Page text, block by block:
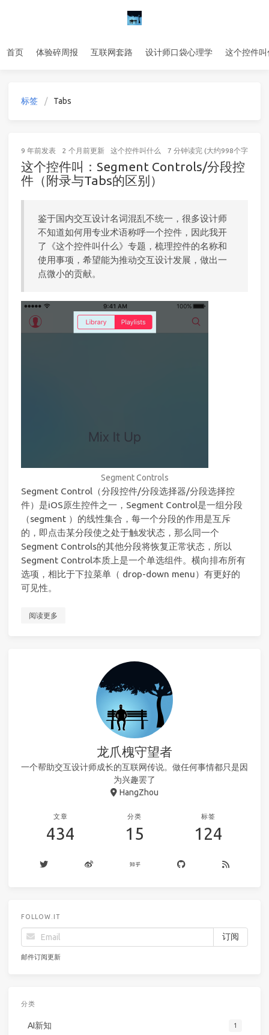
首页 体验碎周报 互联网套路 设计师口袋心理学 这个控件叫
标签 Tabs
9 年前发表 2 个月前更新 这个控件叫什么 7 分钟读完 (大约998个字)
这个控件叫：Segment Controls/分段控
件（附录与Tabs的区别）
鉴于国内交互设计名词混乱不统一，很多设计师
不知道如何用专业术语称呼一个控件，因此我开
了《这个控件叫什么》专题，梳理控件的名称和
使用事项，希望能为推动交互设计发展，做出一
点微小的贡献。
Segment Controls
Segment Control（分段控件/分段选择器/分段选择控
件）是iOS原生控件之一，Segment Control是一组分段
（segment ）的线性集合，每一个分段的作用是互斥
的，即点击某分段使之处于触发状态，那么同一个
Segment Controls的其他分段将恢复正常状态，所以
Segment Control本质上是一个单选组件。横向排布所有
选项，相比于下拉菜单（ drop-down menu）有更好的
可见性。
阅读更多
龙爪槐守望者
一个帮助交互设计师成长的互联网传说。做任何事情都只是因
为兴趣罢了
HangZhou
文章
434
分类
15
标签
124
FOLLOW.IT
邮件订阅更新
分类
AI新知 1